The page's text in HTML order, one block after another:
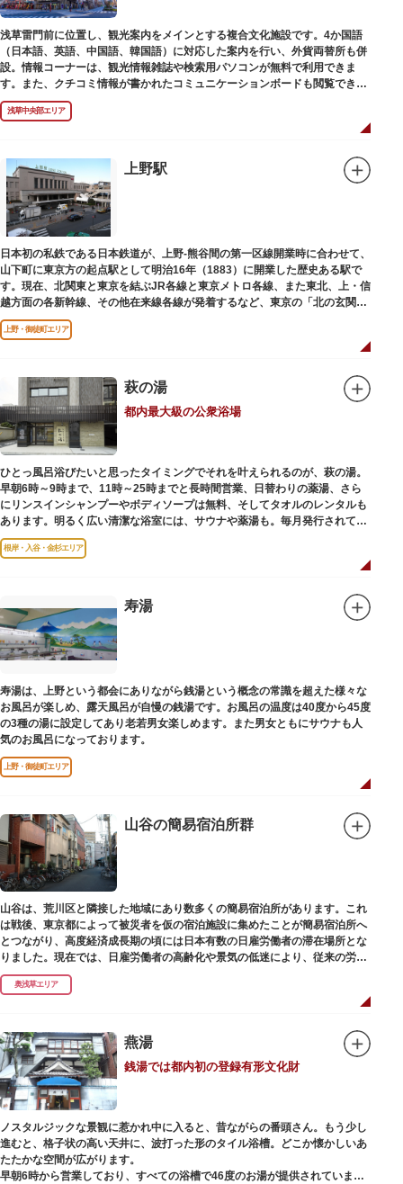
浅草雷門前に位置し、観光案内をメインとする複合文化施設です。4か国語
（日本語、英語、中国語、韓国語）に対応した案内を行い、外貨両替所も併
設。情報コーナーは、観光情報雑誌や検索用パソコンが無料で利用できま
す。また、クチコミ情報が書かれたコミュニケーションボードも閲覧できる
ので、とっておきの旅のヒントを得られるかも。多目的スペースでは、映像
を活用し台東区のみどころやイベント、歴史、文化を紹介。通常、イスが配
仲見世や、隅田川や東京スカイツリーも一望できるビュースポットとなって
います。
浅草の街並みに溶け込む平屋を重ねたようなおしゃれな外観は、日本を代表
する建築家・隈研吾氏によるデザイン。木の温もりあふれる空間は、初めて
日本を訪れる海外ツーリストにも優しい印象を与えています。
浅草中央部エリア
上野駅
日本初の私鉄である日本鉄道が、上野-熊谷間の第一区線開業時に合わせて、
山下町に東京方の起点駅として明治16年（1883）に開業した歴史ある駅で
す。現在、北関東と東京を結ぶJR各線と東京メトロ各線、また東北、上・信
越方面の各新幹線、その他在来線各線が発着するなど、東京の「北の玄関
口」として機能しています。
上野・御徒町エリア
萩の湯
都内最大級の公衆浴場
ひとっ風呂浴びたいと思ったタイミングでそれを叶えられるのが、萩の湯。
早朝6時～9時まで、11時～25時までと長時間営業、日替わりの薬湯、さら
にリンスインシャンプーやボディソープは無料、そしてタオルのレンタルも
あります。明るく広い清潔な浴室には、サウナや薬湯も。毎月発行されてい
る萩の湯だよりで薬湯の予定を確認すれば、お好みの薬湯を楽しめます。
また併設されたレストラン、食事処こもれびではおいしい食事だけでなく、
後これまた好きなタイミングで、おいしい食事をいただき、心も体も整えて
日々の生活を支えてくれる空間です。
根岸・入谷・金杉エリア
寿湯
寿湯は、上野という都会にありながら銭湯という概念の常識を超えた様々な
お風呂が楽しめ、露天風呂が自慢の銭湯です。お風呂の温度は40度から45度
の3種の湯に設定してあり老若男女楽しめます。また男女ともにサウナも人
気のお風呂になっております。
上野・御徒町エリア
山谷の簡易宿泊所群
山谷は、荒川区と隣接した地域にあり数多くの簡易宿泊所があります。これ
は戦後、東京都によって被災者を仮の宿泊施設に集めたことが簡易宿泊所へ
とつながり、高度経済成長期の頃には日本有数の日雇労働者の滞在場所とな
りました。現在では、日雇労働者の高齢化や景気の低迷により、従来の労働
者に代わって、外国人の利用が増えています。
奥浅草エリア
燕湯
銭湯では都内初の登録有形文化財
ノスタルジックな景観に惹かれ中に入ると、昔ながらの番頭さん。もう少し
進むと、格子状の高い天井に、波打った形のタイル浴槽。どこか懐かしいあ
たたかな空間が広がります。
早朝6時から営業しており、すべての浴槽で46度のお湯が提供されていま